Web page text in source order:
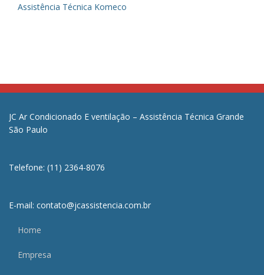
Assistência Técnica Komeco
JC Ar Condicionado E ventilação – Assistência Técnica Grande
São Paulo
Telefone: (11) 2364-8076
E-mail: contato@jcassistencia.com.br
Home
Empresa